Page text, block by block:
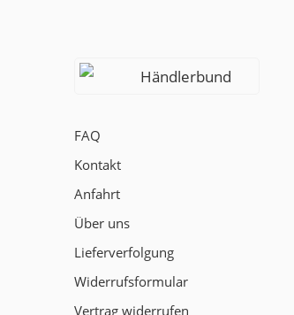
Händlerbund
FAQ
Kontakt
Anfahrt
Über uns
Lieferverfolgung
Widerrufsformular
Vertrag widerrufen